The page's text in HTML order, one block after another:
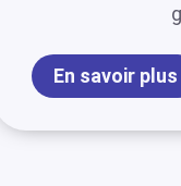
En savoir plus